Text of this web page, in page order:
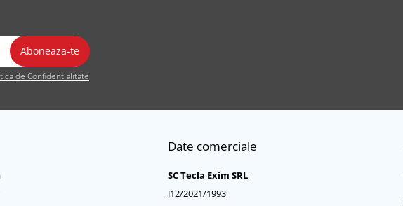
de Confidentialitate
Date comerciale
SC Tecla Exim SRL
J12/2021/1993